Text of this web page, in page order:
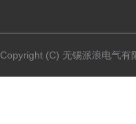
Copyright (C) 无锡派浪电气